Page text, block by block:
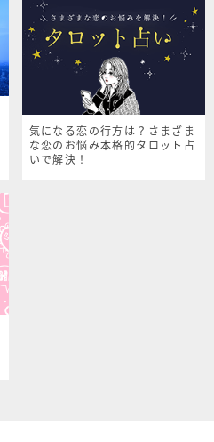
気になる恋の行方は？さまざま
な恋のお悩み本格的タロット占
いで解決！